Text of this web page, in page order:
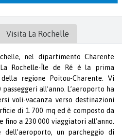
Visita La Rochelle
nel dipartimento Charente
Rochelle-Île de Ré è la prima
regione Poitou-Charente. Vi
all’anno. L’aeroporto ha
voli-vacanza verso destinazioni
di 1 700 mq ed è composto da
a 230 000 viaggiatori all’anno.
dell’aeroporto, un parcheggio di